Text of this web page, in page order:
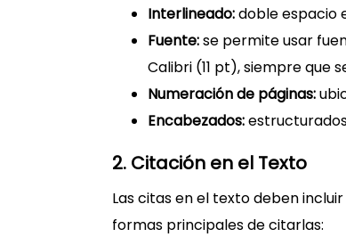
Interlineado:doble espacio
Fuente:se permite usar
Calibri (11 pt), siempre que
Numeración de páginas:
Encabezados:
2. Citación en el Texto
Las citas en el texto deben
formas principales de citarlas: